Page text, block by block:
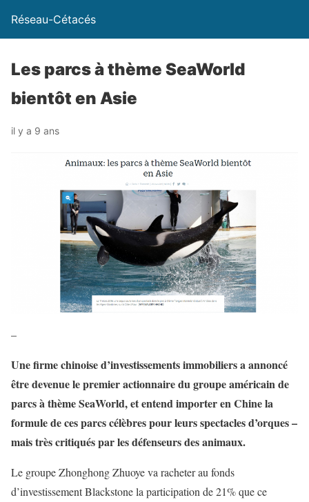
Réseau-Cétacés
Les parcs à thème SeaWorld
bientôt en Asie
il y a 9 ans
–
Une firme chinoise d’investissements immobiliers a annoncé
être devenue le premier actionnaire du groupe américain de
parcs à thème SeaWorld, et entend importer en Chine la
formule de ces parcs célèbres pour leurs spectacles d’orques –
mais très critiqués par les défenseurs des animaux.
Le groupe Zhonghong Zhuoye va racheter au fonds
d’investissement Blackstone la participation de 21% que ce